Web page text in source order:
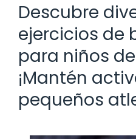
Descubre
ejercicios de
para niños
¡Mantén
pequeños